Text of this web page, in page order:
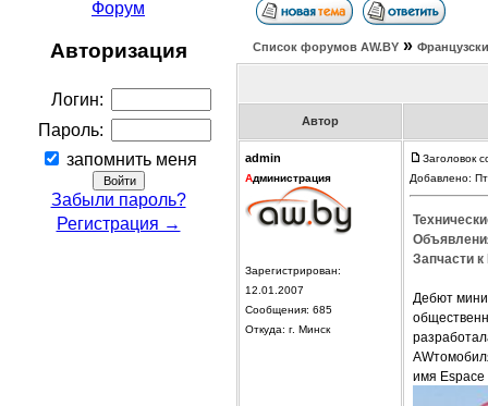
Форум
Авторизация
Логин:
Пароль:
запомнить меня
Забыли пароль?
Регистрация →
Список форумов АW.BY »
Автор
admin
Администрация
Зарегистрирован:
12.01.2007
Сообщения: 685
Откуда: г. Минск
Заголовок
Добавлено:
Запчасти
Дебют
имя Espace